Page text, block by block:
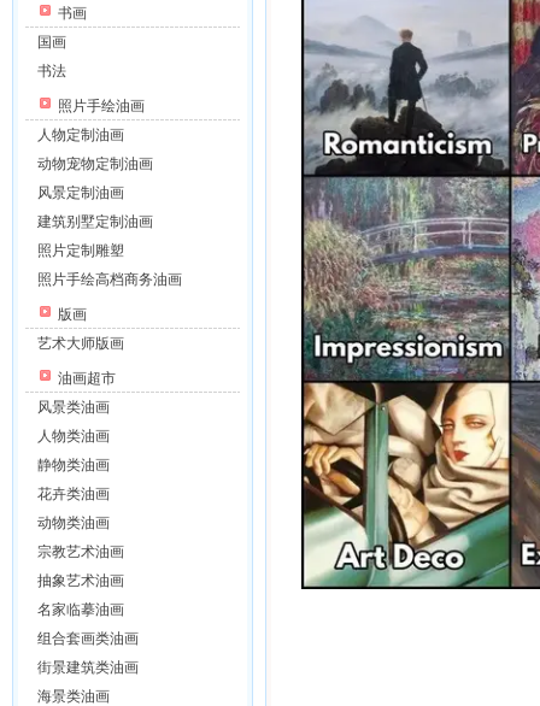
书画
国画
书法
照片手绘油画
人物定制油画
动物宠物定制油画
风景定制油画
建筑别墅定制油画
照片定制雕塑
照片手绘高档商务油画
版画
艺术大师版画
油画超市
风景类油画
人物类油画
静物类油画
花卉类油画
动物类油画
宗教艺术油画
抽象艺术油画
名家临摹油画
组合套画类油画
街景建筑类油画
海景类油画